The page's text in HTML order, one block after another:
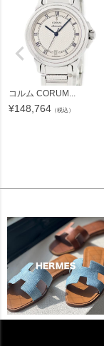
コルム CORUM...
¥148,764 （税込）